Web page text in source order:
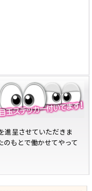
進呈させていただきま
のもとで働かせてやって